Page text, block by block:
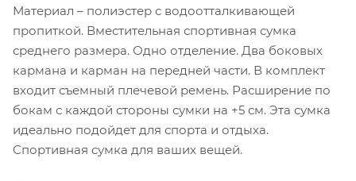
Материал – полиэстер с водоотталкивающей
пропиткой. Вместительная спортивная сумка
среднего размера. Одно отделение. Два боковых
кармана и карман на передней части. В комплект
входит съемный плечевой ремень. Расширение по
бокам с каждой стороны сумки на +5 см. Эта сумка
идеально подойдет для спорта и отдыха.
Спортивная сумка для ваших вещей.